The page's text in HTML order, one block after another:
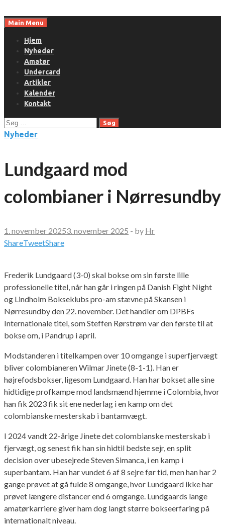
toMain Menu
Hjem
Nyheder
Amatør
Undercard
Artikler
Kalender
Kontakt
Søg
efter:
Nyheder
Lundgaard mod
colombianer i Nørresundby
1. november 20253. november 2025 - by Hr
ShareTweetShare
Frederik Lundgaard (3-0) skal bokse om sin første lille
professionelle titel, når han går i ringen på Danish Fight Night
og Lindholm Bokseklubs pro-am stævne på Skansen i
Nørresundby den 22. november. Det handler om DPBFs
Internationale titel, som Steffen Rørstrøm var den første til at
bokse om, i Pandrup i april.
Modstanderen i titelkampen over 10 omgange i superfjervægt
bliver colombianeren Wilmar Jinete (8-1-1). Han er
højrefodsbokser, ligesom Lundgaard. Han har bokset alle sine
hidtidige profkampe mod landsmænd hjemme i Colombia, hvor
han fik 2023 fik sit ene nederlag i en kamp om det
colombianske mesterskab i bantamvægt.
I 2024 vandt 22-årige Jinete det colombianske mesterskab i
fjervægt, og senest fik han sin hidtil bedste sejr, en split
decision over ubesejrede Steven Simanca, i en kamp i
superbantam. Han har vundet 6 af 8 sejre før tid, men han har 2
gange prøvet at gå fulde 8 omgange, hvor Lundgaard ikke har
prøvet længere distancer end 6 omgange. Lundgaards lange
amatørkarriere giver ham dog langt større bokseerfaring på
internationalt niveau.